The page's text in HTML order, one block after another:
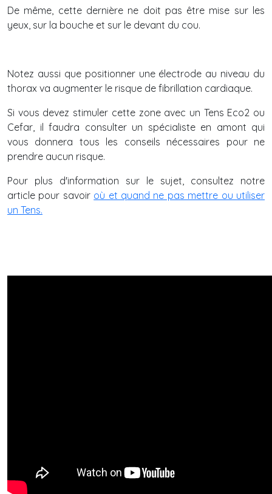
De même, cette dernière ne doit pas être mise sur les
yeux, sur la bouche et sur le devant du cou.
Notez aussi que positionner une électrode au niveau du
thorax va augmenter le risque de fibrillation cardiaque.
Si vous devez stimuler cette zone avec un Tens Eco2 ou
Cefar, il faudra consulter un spécialiste en amont qui
vous donnera tous les conseils nécessaires pour ne
prendre aucun risque.
Pour plus d'information sur le sujet, consultez notre
article pour savoir où et quand ne pas mettre ou utiliser
un Tens.